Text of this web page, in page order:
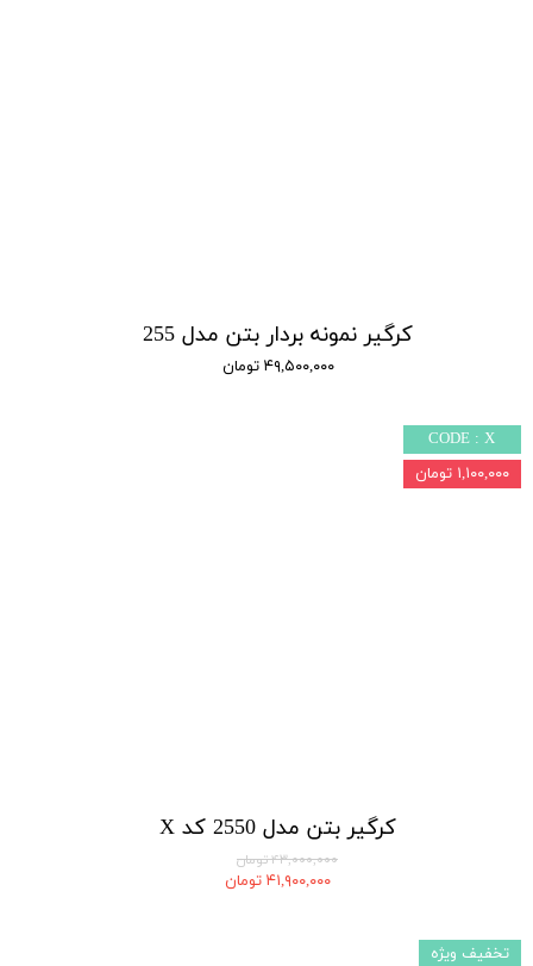
کرگیر نمونه بردار بتن مدل 255
۴۹,۵۰۰,۰۰۰ تومان
کرگیر بتن مدل 2550 کد X
۴۳,۰۰۰,۰۰۰ تومان
۴۱,۹۰۰,۰۰۰ تومان
CODE : X
۱,۱۰۰,۰۰۰ تومان
تخفیف ویژه